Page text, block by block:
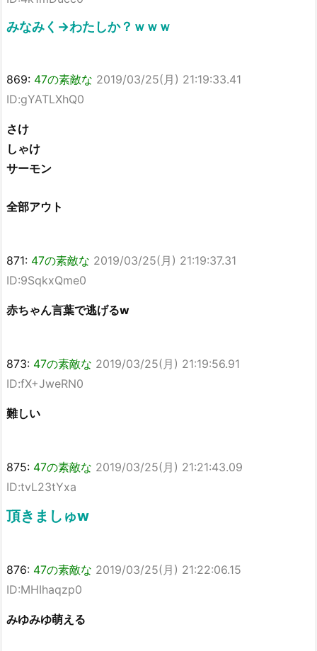
みなみく→わたしか？ｗｗｗ
869: 47の素敵な 2019/03/25(月) 21:19:33.41
ID:gYATLXhQ0
さけ
しゃけ
サーモン
全部アウト
871: 47の素敵な 2019/03/25(月) 21:19:37.31
ID:9SqkxQme0
赤ちゃん言葉で逃げるw
873: 47の素敵な 2019/03/25(月) 21:19:56.91
ID:fX+JweRN0
難しい
875: 47の素敵な 2019/03/25(月) 21:21:43.09
ID:tvL23tYxa
頂きましゅw
876: 47の素敵な 2019/03/25(月) 21:22:06.15
ID:MHIhaqzp0
みゆみゆ萌える